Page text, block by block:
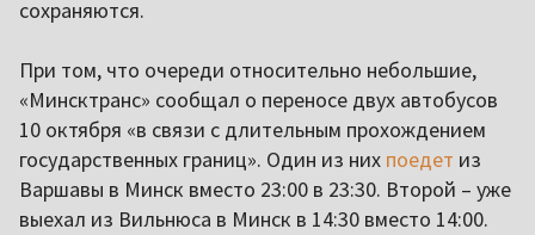
сохраняются.
При том, что очереди относительно небольшие,
«Минсктранс» сообщал о переносе двух автобусов
10 октября «в связи с длительным прохождением
государственных границ». Один из них поедет из
Варшавы в Минск вместо 23:00 в 23:30. Второй – уже
выехал из Вильнюса в Минск в 14:30 вместо 14:00.